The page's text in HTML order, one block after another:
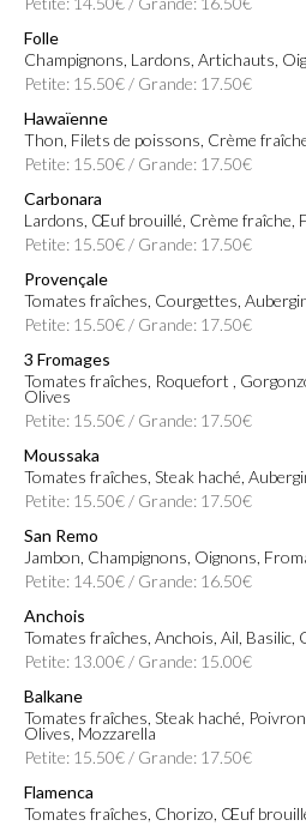
Folle
Champignons, Lardons, Artichauts,
Petite: 15.50€ / Grande: 17.50€
Hawaïenne
Thon, Filets de poissons, Crème
Petite: 15.50€ / Grande: 17.50€
Carbonara
Lardons, Œuf brouillé, Crème fraîche,
Petite: 15.50€ / Grande: 17.50€
Provençale
Tomates fraîches, Courgettes,
Petite: 15.50€ / Grande: 17.50€
3 Fromages
Tomates fraîches, Roquefort , Gorgonzola, Parmesan, Chèvre,
Olives
Petite: 15.50€ / Grande: 17.50€
Moussaka
Tomates fraîches, Steak haché,
Petite: 15.50€ / Grande: 17.50€
San Remo
Jambon, Champignons, Oignons,
Petite: 14.50€ / Grande: 16.50€
Anchois
Tomates fraîches, Anchois, Ail, Basilic,
Petite: 13.00€ / Grande: 15.00€
Balkane
Tomates fraîches, Steak haché, Poivrons doux, Oignons, Ail, Persil,
Olives, Mozzarella
Petite: 15.50€ / Grande: 17.50€
Flamenca
Tomates fraîches, Chorizo, Œuf